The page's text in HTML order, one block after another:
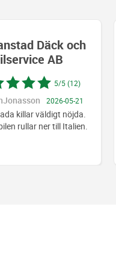
Mekonomen
Ängelholm
Camilla Möller 2025-10-28
Inget att klaga på. God
kommunikation när fel